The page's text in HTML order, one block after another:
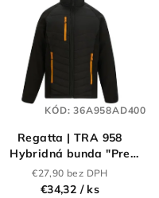
Regatta | TRA 958
Hybridná bunda "Pre
Universal"_36.A958
€27,90 bez DPH
€34,32 / ks
KÓD:36A958AD400